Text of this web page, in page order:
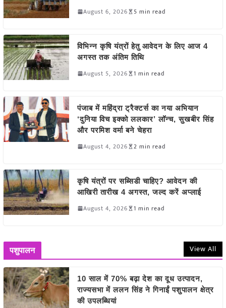
August 6, 2026 5 min read
विभिन्न कृषि यंत्रों हेतु आवेदन के लिए आज 4
अगस्त तक अंतिम तिथि
August 5, 2026 1 min read
पंजाब में महिंद्रा ट्रैक्टर्स का नया अभियान
‘दुनिया विच इक्को ललकार’ लॉन्च, सुखबीर सिंह
और परमिश वर्मा बने चेहरा
August 4, 2026 2 min read
कृषि यंत्रों पर सब्सिडी चाहिए? आवेदन की
आखिरी तारीख 4 अगस्त, जल्द करें अप्लाई
August 4, 2026 1 min read
पशुपालन View All
10 साल में 70% बढ़ा देश का दूध उत्पादन,
राज्यसभा में ललन सिंह ने गिनाईं पशुपालन क्षेत्र
की उपलब्धियां